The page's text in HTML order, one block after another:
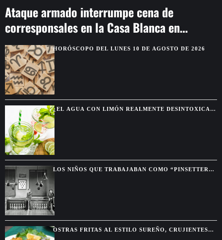
Ataque armado interrumpe cena de
corresponsales en la Casa Blanca en
WashingtonHORÓSCOPO DEL LUNES 10 DE AGOSTO DE 2026
¿EL AGUA CON LIMÓN REALMENTE DESINTOXICA
EL CUERPO?
LOS NIÑOS QUE TRABAJABAN COMO “PINSETTERS”
OSTRAS FRITAS AL ESTILO SUREÑO, CRUJIENTES
POR FUERA Y JUGOSAS POR DENTRO